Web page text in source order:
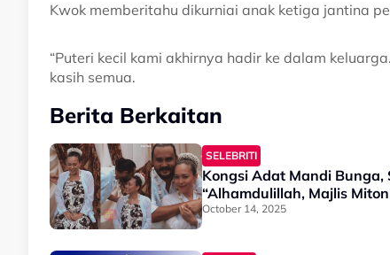
Kwok memberitahu dikurniai anak ketiga jantina
“Puteri kecil kami akhirnya hadir ke dalam
kasih semua.
Berita Berkaitan
SELEBRITI
Kongsi Adat Mandi Bunga,
“Alhamdulillah, Majlis
October 14, 2025